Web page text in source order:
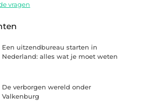
vragen
Een uitzendbureau starten in
Nederland: alles wat je moet weten
De verborgen wereld onder
Valkenburg